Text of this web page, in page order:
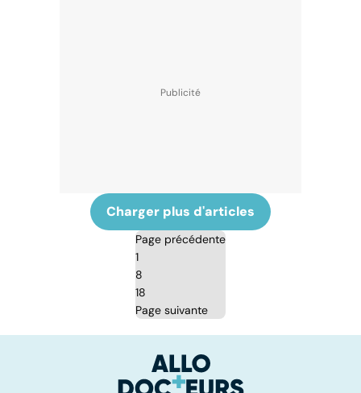
Charger plus d'articles
Page précédente
1
8
18
Page suivante